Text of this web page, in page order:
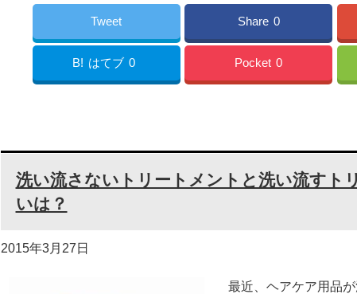
Tweet Share 0
B! はてブ 0 Pocket 0
洗い流さないトリートメントと洗い流すト
いは？
2015年3月27日
最近、ヘアケア用品